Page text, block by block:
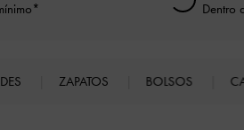
Dentro
ZAPATOS BOLSOS